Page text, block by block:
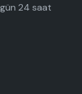
gün 24 saat